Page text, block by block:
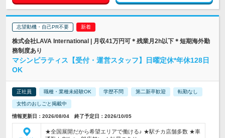
志望動機・自己PR不要
株式会社LAVA International | 月収41万円可＊残業月2h以下＊短期海外勤
務制度あり
マシンピラティス【受付・運営スタッフ】日曜定休*年休128日
OK
正社員 職種・業種未経験OK 学歴不問 第二新卒歓迎 転勤なし
女性のおしごと掲載中
情報更新日：2026/08/04 終了予定日：2026/10/05
★全国展開だから希望エリアで働ける♪ ★駅チカ店舗多数 ★車